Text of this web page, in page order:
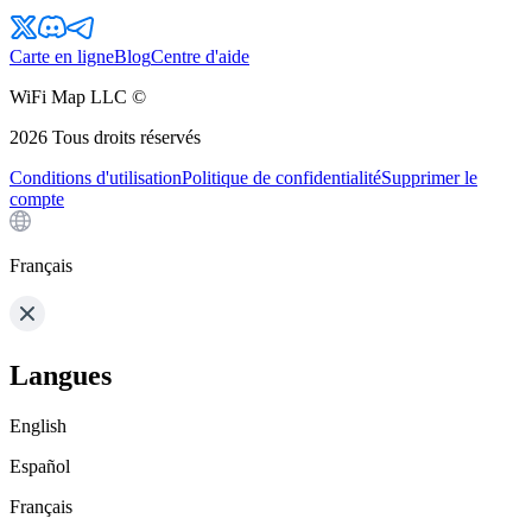
Carte en ligneBlogCentre d'aide
WiFi Map LLC ©
2026 Tous droits réservés
Conditions d'utilisationPolitique de confidentialitéSupprimer le
compte
Français
Langues
English
Español
Français